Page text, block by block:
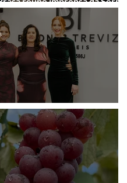
para falar de expansão
Caxias